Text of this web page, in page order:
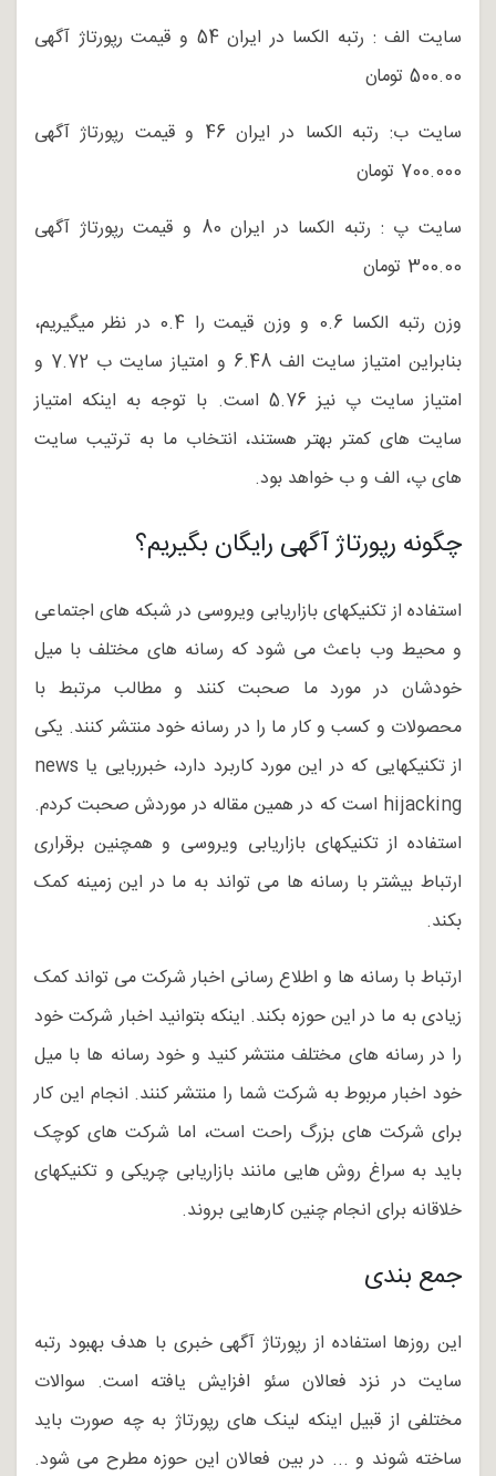
سایت الف : رتبه الکسا در ایران 54 و قیمت رپورتاژ آگهی
500.00 تومان
سایت ب: رتبه الکسا در ایران 46 و قیمت رپورتاژ آگهی
700.000 تومان
سایت پ : رتبه الکسا در ایران 80 و قیمت رپورتاژ آگهی
300.00 تومان
وزن رتبه الکسا 0.6 و وزن قیمت را 0.4 در نظر میگیریم،
بنابراین امتیاز سایت الف 6.48 و امتیاز سایت ب 7.72 و
امتیاز سایت پ نیز 5.76 است. با توجه به اینکه امتیاز
سایت های کمتر بهتر هستند، انتخاب ما به ترتیب سایت
های پ، الف و ب خواهد بود.
چگونه رپورتاژ آگهی رایگان بگیریم؟
استفاده از تکنیکهای بازاریابی ویروسی در شبکه های اجتماعی
و محیط وب باعث می شود که رسانه های مختلف با میل
خودشان در مورد ما صحبت کنند و مطالب مرتبط با
محصولات و کسب و کار ما را در رسانه خود منتشر کنند. یکی
از تکنیکهایی که در این مورد کاربرد دارد، خبرربایی یا news
hijacking است که در همین مقاله در موردش صحبت کردم.
استفاده از تکنیکهای بازاریابی ویروسی و همچنین برقراری
ارتباط بیشتر با رسانه ها می تواند به ما در این زمینه کمک
بکند.
ارتباط با رسانه ها و اطلاع رسانی اخبار شرکت می تواند کمک
زیادی به ما در این حوزه بکند. اینکه بتوانید اخبار شرکت خود
را در رسانه های مختلف منتشر کنید و خود رسانه ها با میل
خود اخبار مربوط به شرکت شما را منتشر کنند. انجام این کار
برای شرکت های بزرگ راحت است، اما شرکت های کوچک
باید به سراغ روش هایی مانند بازاریابی چریکی و تکنیکهای
خلاقانه برای انجام چنین کارهایی بروند.
جمع بندی
این روزها استفاده از رپورتاژ آگهی خبری با هدف بهبود رتبه
سایت در نزد فعالان سئو افزایش یافته است. سوالات
مختلفی از قبیل اینکه لینک های رپورتاژ به چه صورت باید
ساخته شوند و ... در بین فعالان این حوزه مطرح می شود.